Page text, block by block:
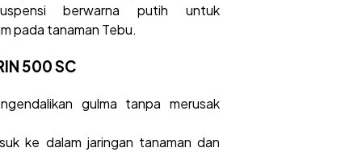
berwarna putih untuk
pada tanaman Tebu.
500 SC
gulma tanpa merusak
ke dalam jaringan tanaman dan